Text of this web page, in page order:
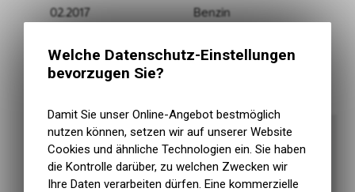
Welche Datenschutz-Einstellungen
bevorzugen Sie?
Damit Sie unser Online-Angebot bestmöglich
nutzen können, setzen wir auf unserer Website
Cookies und ähnliche Technologien ein. Sie haben
die Kontrolle darüber, zu welchen Zwecken wir
Ihre Daten verarbeiten dürfen. Eine kommerzielle